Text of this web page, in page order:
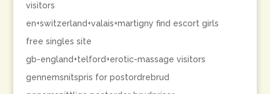
visitors
en+switzerland+valais+martigny find escort girls
free singles site
gb-england+telford+erotic-massage visitors
gennemsnitspris for postordrebrud